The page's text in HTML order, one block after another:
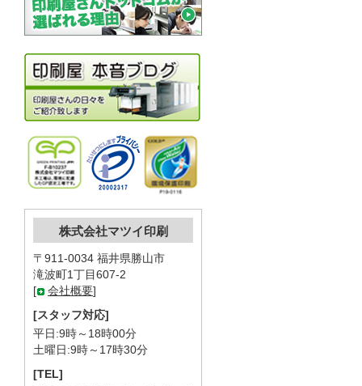
株式会社マツイ印刷
〒911-0034 福井県勝山市
滝波町1丁目607-2
[
会社概要]
[スタッフ対応]
平日:9時～18時00分
土曜日:9時～17時30分
[TEL]